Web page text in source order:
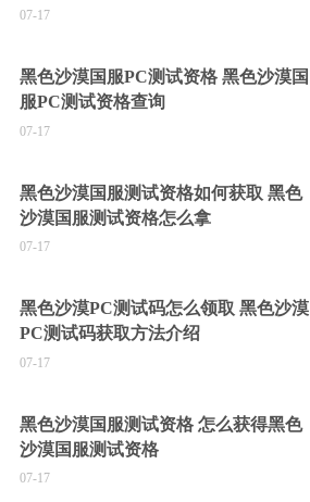
07-17
黑色沙漠国服PC测试资格 黑色沙漠国
服PC测试资格查询
07-17
黑色沙漠国服测试资格如何获取 黑色
沙漠国服测试资格怎么拿
07-17
黑色沙漠PC测试码怎么领取 黑色沙漠
PC测试码获取方法介绍
07-17
黑色沙漠国服测试资格 怎么获得黑色
沙漠国服测试资格
07-17